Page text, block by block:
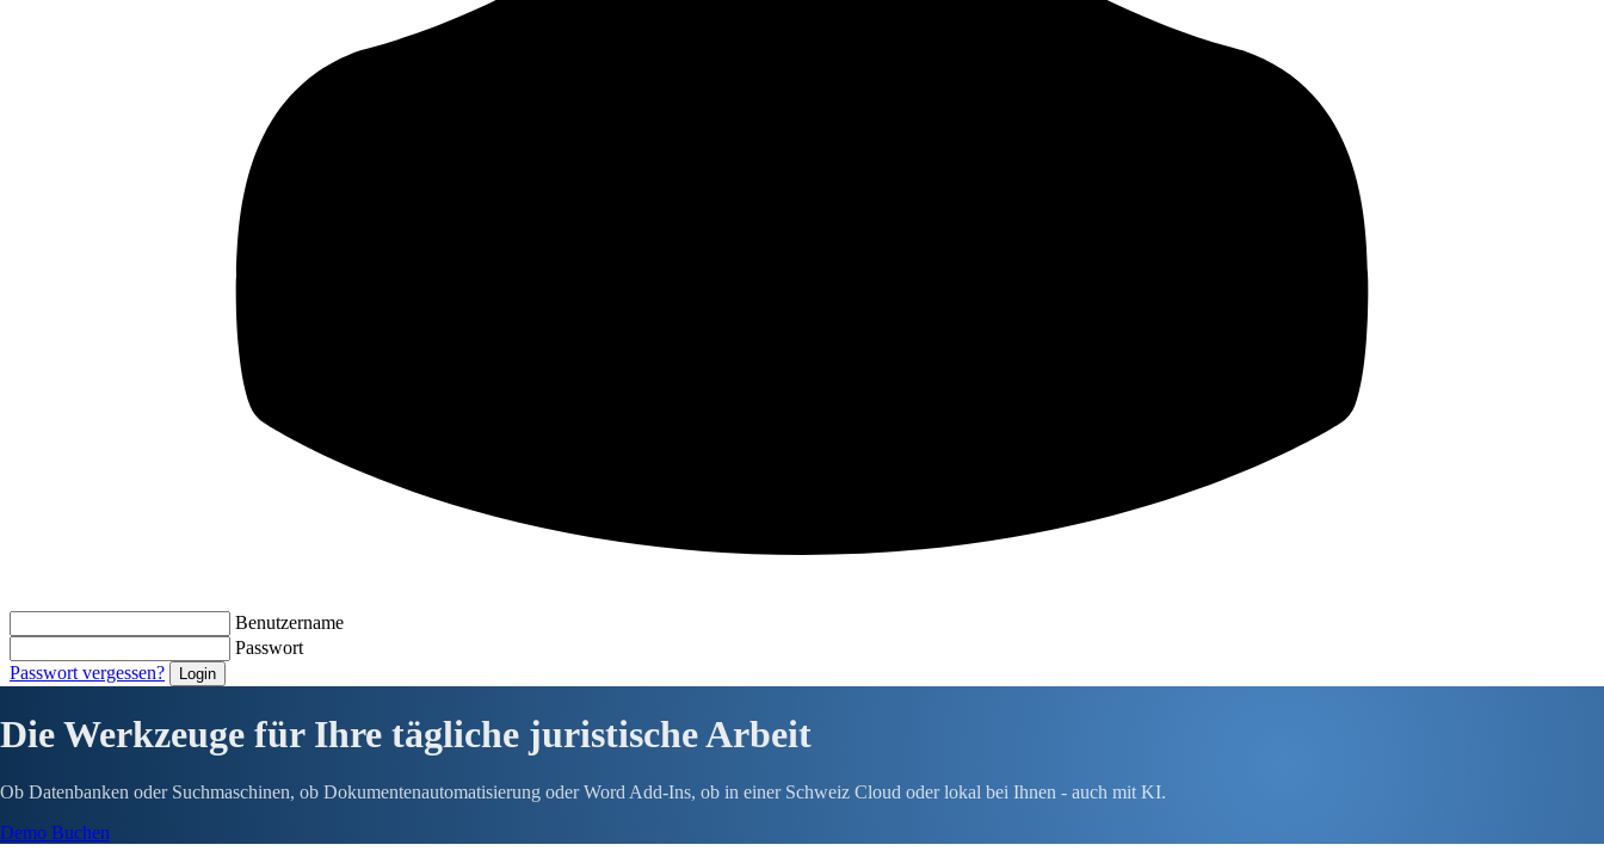
Benutzername
Passwort
Passwort vergessen?
Die Werkzeuge für Ihre tägliche juristische Arbeit
Ob Datenbanken oder Suchmaschinen, ob Dokumentenautomatisierung oder Word Add-Ins, ob in einer Schweiz Cloud oder lokal bei Ihnen - auch mit KI.
Demo Buchen